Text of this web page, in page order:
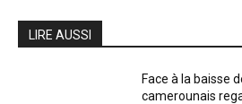
LIRE AUSSI
Face à la baisse
camerounais